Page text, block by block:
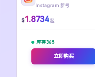
Instagram 新号
$1.8734 起
库存 365
立即购买